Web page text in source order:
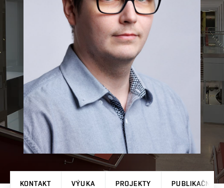
KONTAKT VÝUKA PROJEKTY PUBLIKAČNÍ